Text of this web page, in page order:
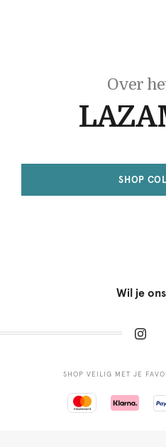
Over
SHOP
Wil je
SHOP VEILIG MET JE